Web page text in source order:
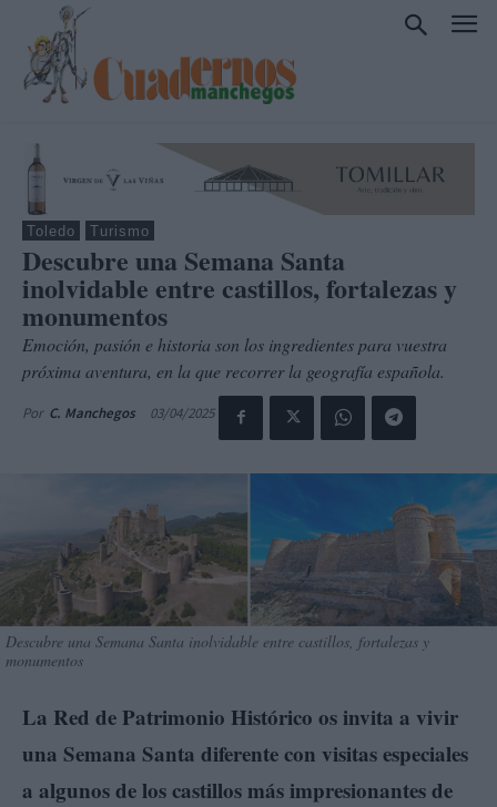
Toledo Turismo
Descubre una Semana Santa
inolvidable entre castillos, fortalezas y
monumentos
Emoción, pasión e historia son los ingredientes para vuestra
próxima aventura, en la que recorrer la geografía española.
Por C. Manchegos 03/04/2025
Descubre una Semana Santa inolvidable entre castillos, fortalezas y
monumentos
La Red de Patrimonio Histórico os invita a vivir
una Semana Santa diferente con visitas especiales
a algunos de los castillos más impresionantes de